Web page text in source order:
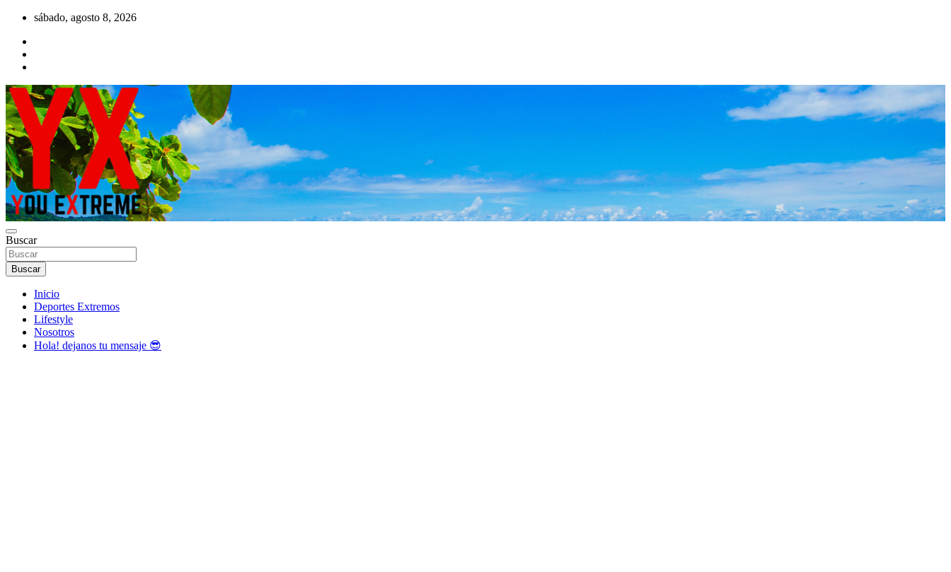
Saltar
contenido
sábado, agosto 8, 2026
YOU EXTREME
YX Deportes Extremos Lifestyle
Buscar
Buscar
Inicio
Deportes Extremos
Lifestyle
Nosotros
Hola! dejanos tu mensaje 😎